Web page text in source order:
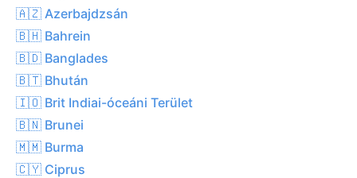
🇦🇿 Azerbajdzsán
🇧🇭 Bahrein
🇧🇩 Banglades
🇧🇹 Bhután
🇮🇴 Brit Indiai-óceáni Terület
🇧🇳 Brunei
🇲🇲 Burma
🇨🇾 Ciprus